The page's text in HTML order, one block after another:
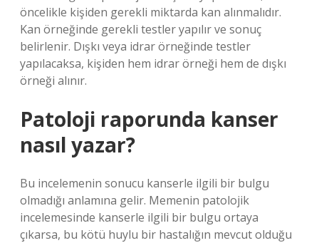
öncelikle kişiden gerekli miktarda kan alınmalıdır.
Kan örneğinde gerekli testler yapılır ve sonuç
belirlenir. Dışkı veya idrar örneğinde testler
yapılacaksa, kişiden hem idrar örneği hem de dışkı
örneği alınır.
Patoloji raporunda kanser
nasıl yazar?
Bu incelemenin sonucu kanserle ilgili bir bulgu
olmadığı anlamına gelir. Memenin patolojik
incelemesinde kanserle ilgili bir bulgu ortaya
çıkarsa, bu kötü huylu bir hastalığın mevcut olduğu